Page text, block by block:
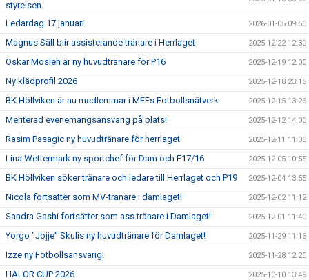
styrelsen.
Ledardag 17 januari 2026-01-05 09:50
Magnus Säll blir assisterande tränare i Herrlaget 2025-12-22 12:30
Oskar Mosleh är ny huvudtränare för P16 2025-12-19 12:00
Ny klädprofil 2026 2025-12-18 23:15
BK Höllviken är nu medlemmar i MFFs Fotbollsnätverk 2025-12-15 13:26
Meriterad evenemangsansvarig på plats! 2025-12-12 14:00
Rasim Pasagic ny huvudtränare för herrlaget 2025-12-11 11:00
Lina Wettermark ny sportchef för Dam och F17/16 2025-12-05 10:55
BK Höllviken söker tränare och ledare till Herrlaget och P19 2025-12-04 13:55
Nicola fortsätter som MV-tränare i damlaget! 2025-12-02 11:12
Sandra Gashi fortsätter som ass.tränare i Damlaget! 2025-12-01 11:40
Yorgo "Jojje" Skulis ny huvudtränare för Damlaget! 2025-11-29 11:16
Izze ny Fotbollsansvarig! 2025-11-28 12:20
HALÖR CUP 2026 2025-10-10 13:49